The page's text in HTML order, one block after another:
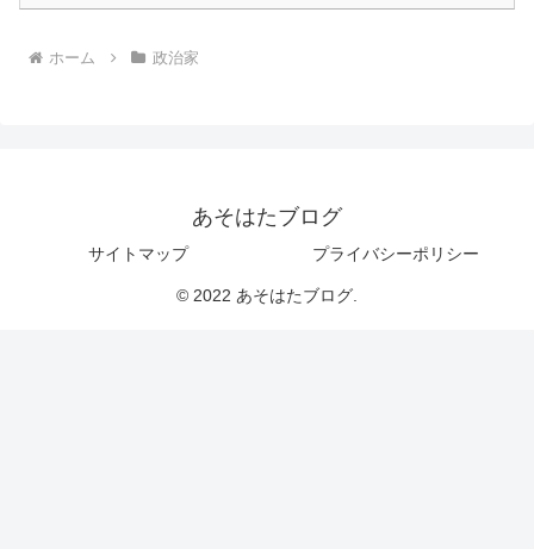
ホーム 政治家
あそはたブログ
サイトマップ プライバシーポリシー
© 2022 あそはたブログ.